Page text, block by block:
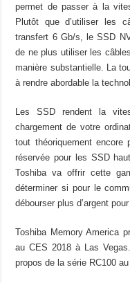
permet de passer à la
Plutôt que d’utiliser les
transfert 6 Gb/s, le SSD
de ne plus utiliser les
manière substantielle. La
à rendre abordable la
Les SSD rendent la
chargement de votre
tout théoriquement encore
réservée pour les SSD
Toshiba va offrir cette
déterminer si pour le
débourser plus d’argent
Toshiba Memory America
au CES 2018 à Las
propos de la série RC100